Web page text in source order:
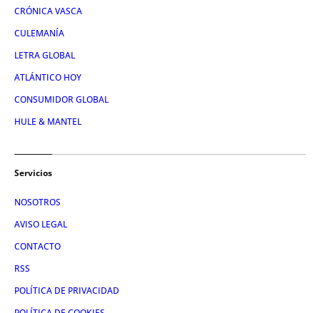
CRÓNICA VASCA
CULEMANÍA
LETRA GLOBAL
ATLÁNTICO HOY
CONSUMIDOR GLOBAL
HULE & MANTEL
Servicios
NOSOTROS
AVISO LEGAL
CONTACTO
RSS
POLÍTICA DE PRIVACIDAD